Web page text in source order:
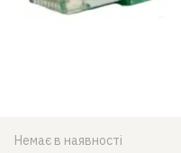
Немає в наявності